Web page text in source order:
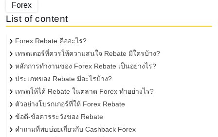
Forex
List of content
Forex Rebate คืออะไร?
เทรดเดอร์ที่ควรให้ความสนใจ Rebate มีใครบ้าง?
หลักการทำงานของ Forex Rebate เป็นอย่างไร?
ประเภทของ Rebate มีอะไรบ้าง?
เทรดให้ได้ Rebate ในตลาด Forex ทำอย่างไร?
ตัวอย่างโบรกเกอร์ที่ให้ Forex Rebate
ข้อดี-ข้อควรระวังของ Rebate
คำถามที่พบบ่อยเกี่ยวกับ Cashback Forex